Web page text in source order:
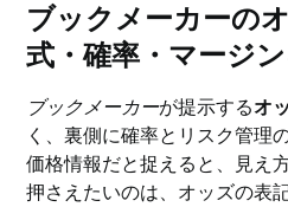
ブックメーカーの
式・確率・マージ
ブックメーカーが提示するオ
く、裏側に確率とリスク管理
価格情報だと捉えると、見え
押さえたいのは、オッズの表